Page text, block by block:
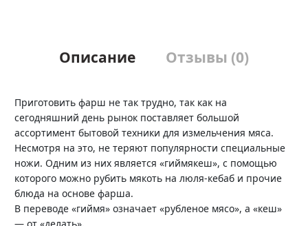
Описание Отзывы (0)
Приготовить фарш не так трудно, так как на
сегодняшний день рынок поставляет большой
ассортимент бытовой техники для измельчения мяса.
Несмотря на это, не теряют популярности специальные
ножи. Одним из них является «гиймякеш», с помощью
которого можно рубить мякоть на люля-кебаб и прочие
блюда на основе фарша.
В переводе «гиймя» означает «рубленое мясо», а «кеш»